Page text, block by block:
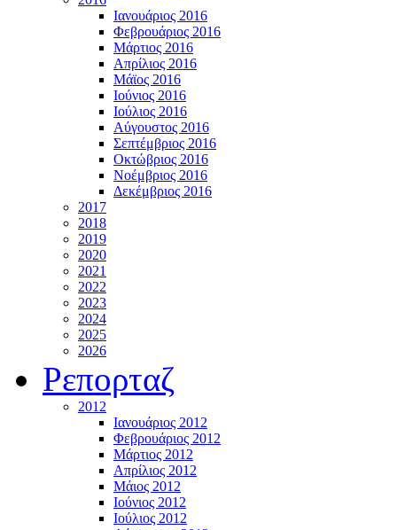
Ιανουάριος 2016
Φεβρουάριος 2016
Μάρτιος 2016
Απρίλιος 2016
Μάϊος 2016
Ιούνιος 2016
Ιούλιος 2016
Αύγουστος 2016
Σεπτέμβριος 2016
Οκτώβριος 2016
Νοέμβριος 2016
Δεκέμβριος 2016
2017
2018
2019
2020
2021
2022
2023
2024
2025
2026
Ρεπορταζ
2012
Ιανουάριος 2012
Φεβρουάριος 2012
Μάρτιος 2012
Απρίλιος 2012
Μάιος 2012
Ιούνιος 2012
Ιούλιος 2012